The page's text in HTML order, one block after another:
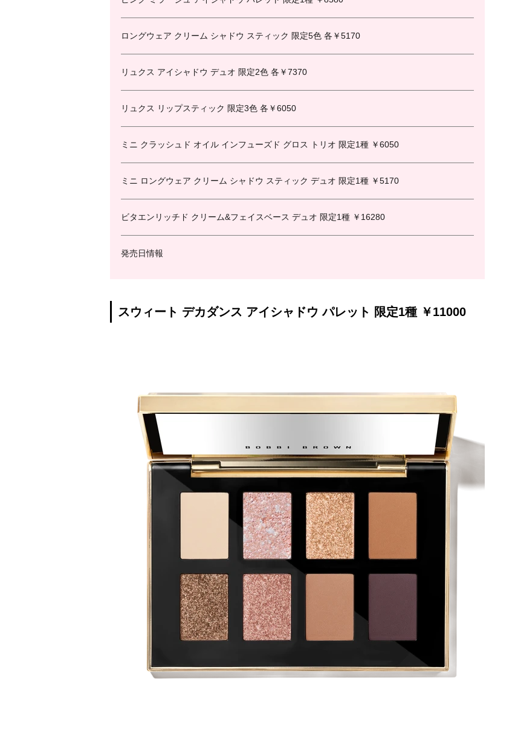
ロングウェア クリーム シャドウ スティック 限定5色 各￥5170
リュクス アイシャドウ デュオ 限定2色 各￥7370
リュクス リップスティック 限定3色 各￥6050
ミニ クラッシュド オイル インフューズド グロス トリオ 限定1種 ￥6050
ミニ ロングウェア クリーム シャドウ スティック デュオ 限定1種 ￥5170
ビタエンリッチド クリーム&フェイスベース デュオ 限定1種 ￥16280
発売日情報
スウィート デカダンス アイシャドウ パレット 限定1種 ￥11000